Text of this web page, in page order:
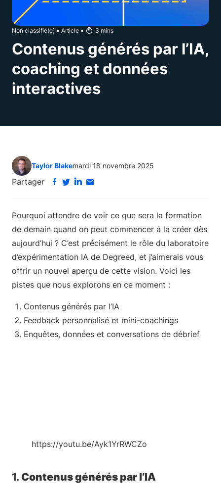
Non classifié(e) • Article • 3 mins
Contenus générés par l’IA,
coaching et données
interactives
Taylor Blakemardi 18 novembre 2025
Partager
Pourquoi attendre de voir ce que sera la formation
de demain quand on peut commencer à la créer dès
aujourd’hui ? C’est précisément le rôle du laboratoire
d’expérimentation IA de Degreed, et j’aimerais vous
offrir un nouvel aperçu de cette vision. Voici les
pistes que nous explorons en ce moment :
Contenus générés par l’IA
Feedback personnalisé et mini-coachings
Enquêtes, données et conversations de débrief
https://youtu.be/Ayk1YrRWCZo
1. Contenus générés par l’IA